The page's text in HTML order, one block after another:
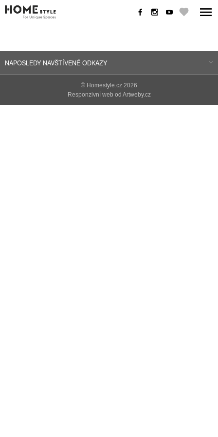
NAPOSLEDY NAVŠTÍVENÉ ODKAZY
© Homestyle.cz 2026
Responzivní web od Artweby.cz